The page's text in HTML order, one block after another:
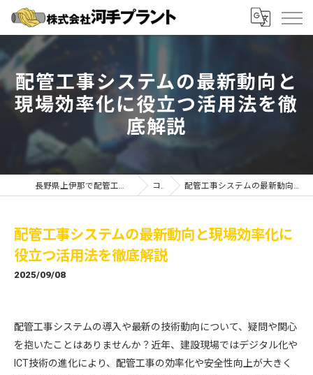
配管工事システムの最新動向と
現場効率化に役立つ活用法を徹
底解説
長野県上伊那で配管工事の求人なら株式会社河手プラント コラム 配管工事システムの最新動向と現場効率化に役立つ活用法を徹底解説
配管工事システムの最新動向と現場効率化に
役立つ活用法を徹底解説
2025/09/08
配管工事システムの導入や最新の技術動向について、疑問や関心
を抱いたことはありませんか？近年、建設現場ではデジタル化や
ICT技術の進化により、配管工事の効率化や安全性向上が大きく